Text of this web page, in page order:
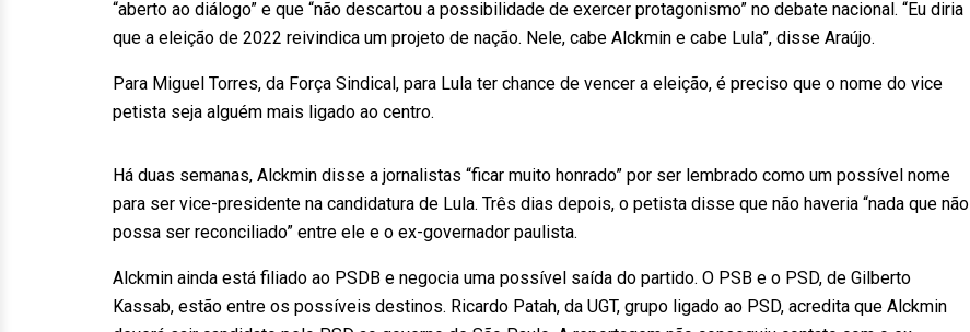
“aberto ao diálogo” e que “não descartou a possibilidade de exercer protagonismo” no debate nacional. “Eu diria
que a eleição de 2022 reivindica um projeto de nação. Nele, cabe Alckmin e cabe Lula”, disse Araújo.
Para Miguel Torres, da Força Sindical, para Lula ter chance de vencer a eleição, é preciso que o nome do vice
petista seja alguém mais ligado ao centro.
Há duas semanas, Alckmin disse a jornalistas “ficar muito honrado” por ser lembrado como um possível nome
para ser vice-presidente na candidatura de Lula. Três dias depois, o petista disse que não haveria “nada que não
possa ser reconciliado” entre ele e o ex-governador paulista.
Alckmin ainda está filiado ao PSDB e negocia uma possível saída do partido. O PSB e o PSD, de Gilberto
Kassab, estão entre os possíveis destinos. Ricardo Patah, da UGT, grupo ligado ao PSD, acredita que Alckmin